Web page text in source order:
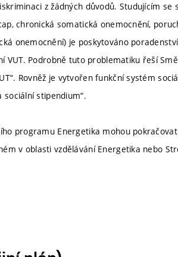
z žádných důvodů. Studujícím
chronická somatická onemocnění,
onemocnění) je poskytováno
VUT. Podrobně tuto problematiku řeší
Rovněž je vytvořen funkční systém
stipendium“.
programu Energetika mohou
v oblasti vzdělávání Energetika nebo